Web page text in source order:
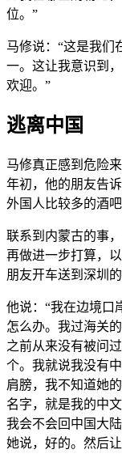
位。”
马修说：“这是我们
一。这让我意识到
欢迎。”
逃离中国
马修真正感到危险
年初，他的朋友告
外国人比较多的酒
联系到内蒙古的事
再做进一步打算，
朋友开车送到深圳的
他说：“我在边境口
怎么办。我过海关
之前从来没有被问
个。我就说我没有
肩膀，我不知道她
名字，就是我的中
我会不会回中国大
她说，好的。然后